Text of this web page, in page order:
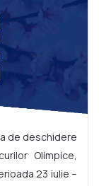
de deschidere
Olimpice,
23 iulie –